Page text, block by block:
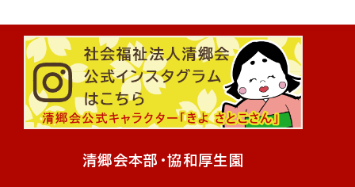
清郷会本部・協和厚生園